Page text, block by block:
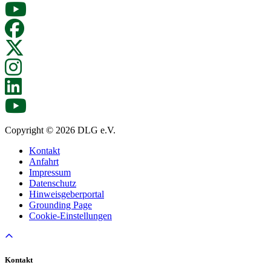
Copyright © 2026 DLG e.V.
Kontakt
Anfahrt
Impressum
Datenschutz
Hinweisgeberportal
Grounding Page
Cookie-Einstellungen
Kontakt